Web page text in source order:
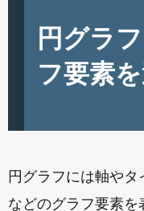
円グラ
フ要素
円グラフには軸やタ
などのグラフ要素